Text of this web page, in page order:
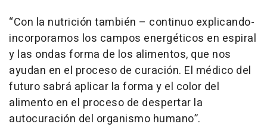
“Con la nutrición también – continuo explicando-
incorporamos los campos energéticos en espiral
y las ondas forma de los alimentos, que nos
ayudan en el proceso de curación. El médico del
futuro sabrá aplicar la forma y el color del
alimento en el proceso de despertar la
autocuración del organismo humano”.